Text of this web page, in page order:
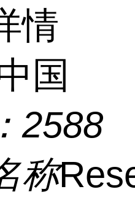
情
国
2588
称